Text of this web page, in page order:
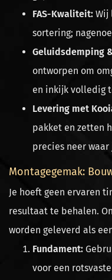
FAS-Kwaliteit: Wij
sortering;
Geluidsdemping
ontworpen om
en inkijk volledig
Levering met
pakket en zetten
precies neer
Montagegemak:
Je hoeft geen ervaren
resultaat te behalen.
worden geleverd als
Fundament:
voor een